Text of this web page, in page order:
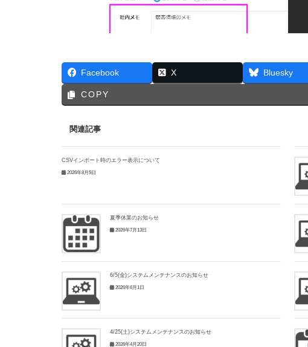
Facebook X Bluesky
COPY
関連記事
CSVインポート時のエラー表示について
2026年8月5日
夏季休業のお知らせ
2026年7月13日
6/5(金)システムメンテナンスのお知らせ
2026年6月1日
4/25(土)システムメンテナンスのお知らせ
2026年4月20日